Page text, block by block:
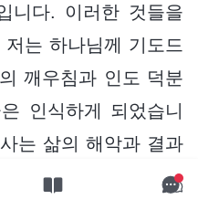
니다. 이러한 것들을
는 하나님께 기도드
깨우침과 인도 덕분
인식하게 되었습니
는 삶의 해악과 결과
나님의 공의로운 성